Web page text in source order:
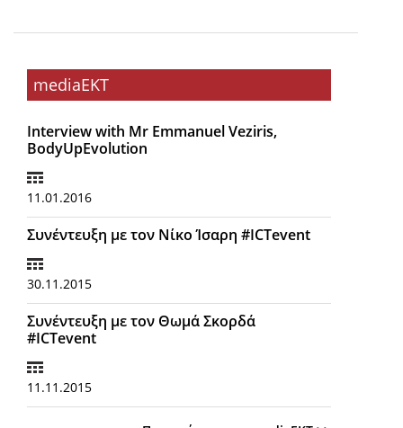
mediaEKT
Interview with Mr Emmanuel Veziris,
BodyUpEvolution
11.01.2016
Συνέντευξη με τον Νίκο Ίσαρη #ICTevent
30.11.2015
Συνέντευξη με τον Θωμά Σκορδά
#ICTevent
11.11.2015